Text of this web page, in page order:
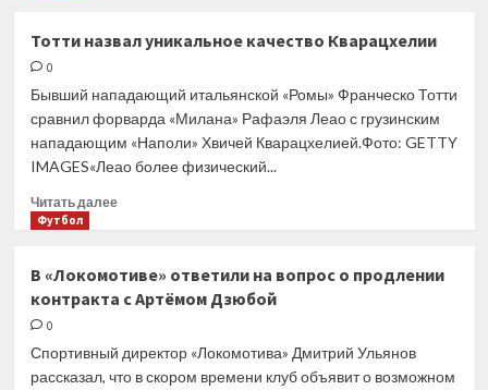
«Торпедо»
подтвердил
информацию
о своем
отстранении
от тренировок
Тотти назвал уникальное качество Кварацхелии
0
Бывший нападающий итальянской «Ромы» Франческо Тотти
сравнил форварда «Милана» Рафаэля Леао с грузинским
нападающим «Наполи» Хвичей Кварацхелией.Фото: GETTY
IMAGES«Леао более физический...
Читать далееПрочитать
назвал
уникальное
Кварацхелии
Футбол
В «Локомотиве» ответили на вопрос о продлении
контракта с Артёмом Дзюбой
0
Спортивный директор «Локомотива» Дмитрий Ульянов
рассказал, что в скором времени клуб объявит о возможном